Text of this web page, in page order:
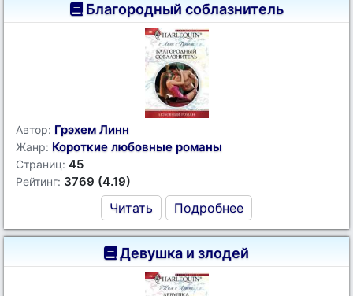
Благородный соблазнитель
Автор: Грэхем Линн
Жанр: Короткие любовные романы
Страниц: 45
Рейтинг: 3769 (4.19)
Читать Подробнее
Девушка и злодей